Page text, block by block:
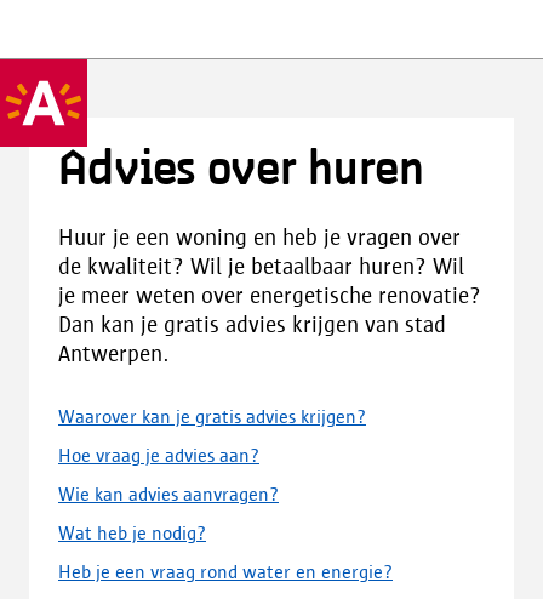
Advies over huren
Huur je een woning en heb je vragen over
de kwaliteit? Wil je betaalbaar huren? Wil
je meer weten over energetische renovatie?
Dan kan je gratis advies krijgen van stad
Antwerpen.
Waarover kan je gratis advies krijgen?
Hoe vraag je advies aan?
Wie kan advies aanvragen?
Wat heb je nodig?
Heb je een vraag rond water en energie?